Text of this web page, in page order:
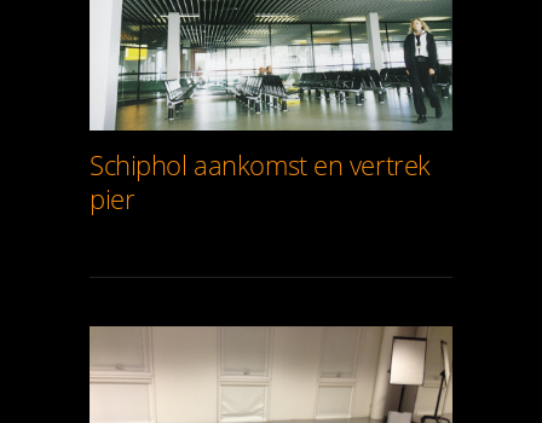
Schiphol aankomst en vertrek
pier